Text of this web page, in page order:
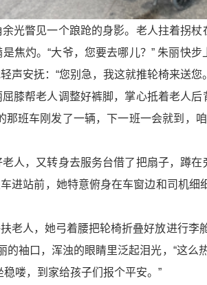
光瞥见一个踉跄的身影。老人拄着拐
焦灼。“大爷，您要去哪儿？” 朱丽快
声安抚：“您别急，我这就推轮椅来送您
膝帮老人调整好裤脚，掌心抵着老人
那班车刚发了一辆，下一班一会就到，
人，又转身去服务台借了把扇子，蹲
进站前，她特意俯身在车窗边和司机
老人，她弓着腰把轮椅折叠好放进行
的袖口，浑浊的眼睛里泛起泪光，“这
喽，到家给孩子们报个平安。”​